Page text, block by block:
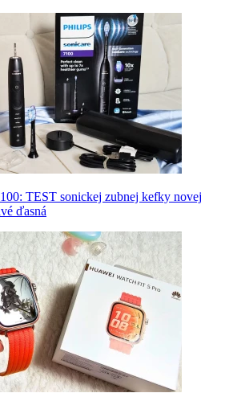
TEST sonickej zubnej kefky novej
ďasná